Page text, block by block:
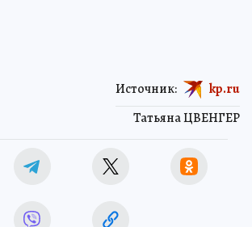
Татьяна ЦВЕНГЕР
Источник: kp.ru